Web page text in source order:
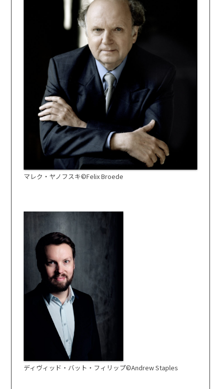
マレク・ヤノフスキ©Felix Broede
ディヴィッド・バット・フィリップ©Andrew Staples